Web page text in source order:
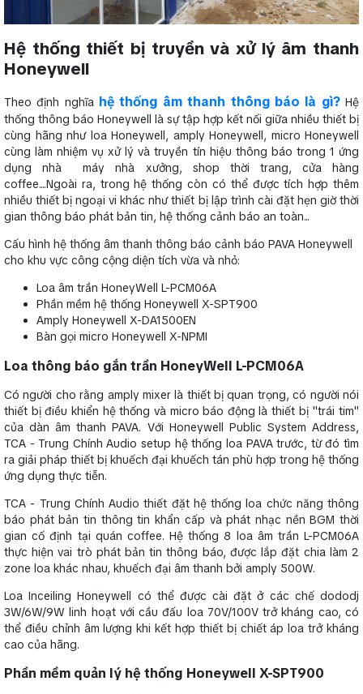
Hệ thống thiết bị truyền và xử lý âm thanh
Honeywell
Theo định nghĩa hệ thống âm thanh thông báo là gì?Hệ
thống thông báo Honeywell là sự tập hợp kết nối giữa nhiều thiết bị
cùng hãng như loa Honeywell, amply Honeywell, micro Honeywell
cùng làm nhiệm vụ xử lý và truyền tín hiệu thông báo trong 1 ứng
dụng nhà máy nhà xưởng, shop thời trang, cửa hàng
coffee....Ngoài ra, trong hệ thống còn có thể được tích hợp thêm
nhiều thiết bị ngoại vi khác như thiết bị lập trình cài đặt hẹn giờ thời
gian thông báo phát bản tin, hệ thống cảnh báo an toàn...
Cấu hình hệ thống âm thanh thông báo cảnh báo PAVA Honeywell
cho khu vực công cộng diện tích vừa và nhỏ:
Loa âm trần HoneyWell L-PCM06A
Phần mềm hệ thống Honeywell X-SPT900
Amply Honeywell X-DA1500EN
Bàn gọi micro Honeywell X-NPMI
Loa thông báo gắn trần HoneyWell L-PCM06A
Có người cho rằng amply mixer là thiết bị quan trọng, có người nói
thiết bị điều khiển hệ thống và micro báo động là thiết bị "trái tim"
của dàn âm thanh PAVA. Với Honeywell Public System Address,
TCA - Trung Chính Audio setup hệ thống loa PAVA trước, từ đó tìm
ra giải pháp thiết bị khuếch đại khuếch tán phù hợp trong hệ thống
ứng dụng thực tiễn.
TCA - Trung Chính Audio thiết đặt hệ thống loa chức năng thông
báo phát bản tin thông tin khẩn cấp và phát nhạc nền BGM thời
gian cố định tại quán coffee. Hệ thống 8 loa âm trần L-PCM06A
thực hiện vai trò phát bản tin thông báo, được lắp đặt chia làm 2
zone loa khác nhau, khuếch đại âm thanh bởi amply 500W.
Loa Inceiling Honeywell có thể được cài đặt ở các chế dododj
3W/6W/9W linh hoạt với cầu đấu loa 70V/100V trở kháng cao, có
thể điều chỉnh âm lượng khi kết hợp thiết bị chiết áp loa trở kháng
cao của hãng.
Phần mềm quản lý hệ thống Honeywell X-SPT900